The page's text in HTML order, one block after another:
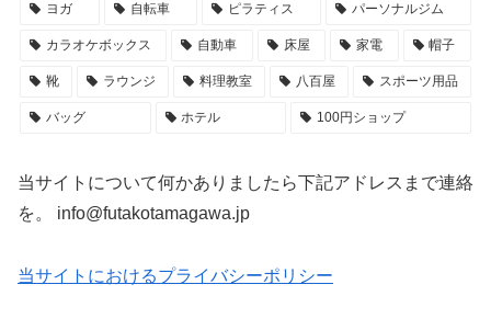
ヨガ 自転車 ピラティス パーソナルジム
カラオケボックス 自動車 床屋 家電 帽子
靴 ラウンジ 料理教室 八百屋 スポーツ用品
バッグ ホテル 100円ショップ
当サイトについて何かありましたら下記アドレスまで連絡
を。 info@futakotamagawa.jp
当サイトにおけるプライバシーポリシー